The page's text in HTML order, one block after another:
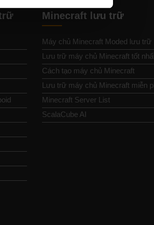
Minecraft lưu trữ
Máy chủ Minecraft Moded lưu trữ
Lưu trữ máy chủ Minecraft tốt
Cách tạo máy chủ Minecraft
Lưu trữ máy chủ Minecraft miễn
Minecraft Server List
ScalaCube AI